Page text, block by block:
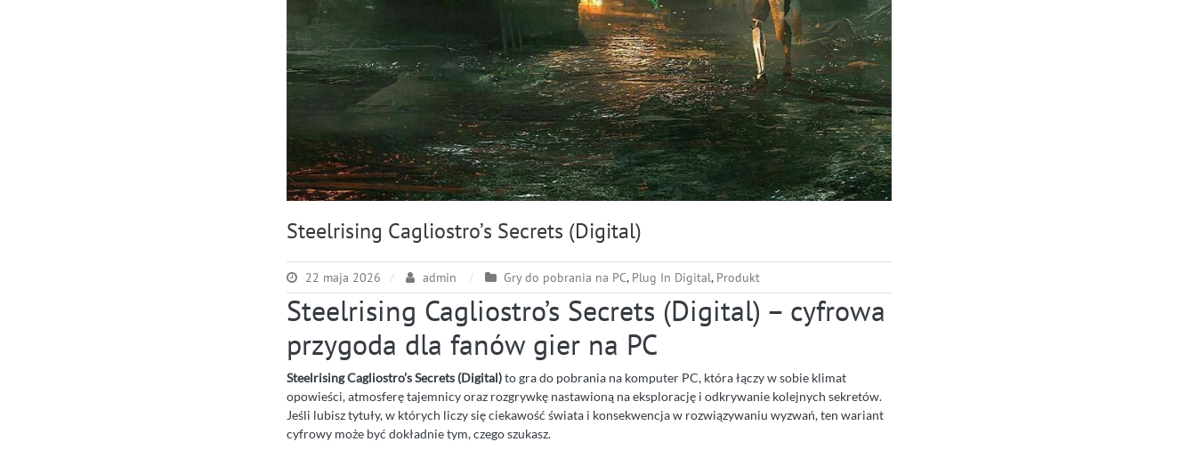
Steelrising Cagliostro’s Secrets (Digital)
22 maja 2026 admin Gry do pobrania na PC, Plug In Digital, Produkt
Steelrising Cagliostro’s Secrets (Digital) – cyfrowa
przygoda dla fanów gier na PC
Steelrising Cagliostro’s Secrets (Digital)to gra do pobrania na komputer PC, która łączy w sobie klimat
opowieści, atmosferę tajemnicy oraz rozgrywkę nastawioną na eksplorację i odkrywanie kolejnych sekretów.
Jeśli lubisz tytuły, w których liczy się ciekawość świata i konsekwencja w rozwiązywaniu wyzwań, ten wariant
cyfrowy może być dokładnie tym, czego szukasz.